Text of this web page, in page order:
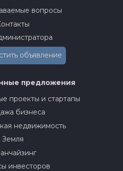
вопросы
объявление
предложения
проекты и стартапы
бизнеса
недвижимость
Земля
инвесторов